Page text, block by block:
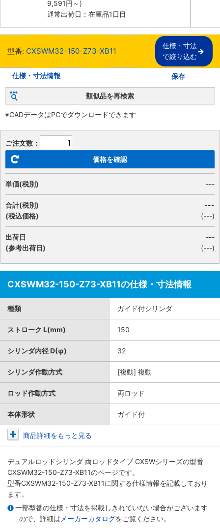
9,591円 ～)
通常出荷日：在庫品1日目
型番: CXSWM32-150-Z73-XB11
仕様・寸法
で絞り込む
仕様・寸法情報 保存
類似品を再検索
※CADデータはPCでダウンロードできます
ご注文数：
価格を確認
単価(税別) ---
合計(税別)
(税込価格)
---
(---)
出荷日
(参考出荷日)
---
(---)
CXSWM32-150-Z73-XB11の仕様・寸法情報
種類 ガイド付シリンダ
ストローク L(mm) 150
シリンダ内径 D(φ) 32
シリンダ作動方式 [複動] 複動
ロッド作動方式 両ロッド
本体形状 ガイド付
商品詳細をもっと見る
デュアルロッドシリンダ 両ロッドタイプ CXSWシリーズの型番
CXSWM32-150-Z73-XB11のページです。
型番CXSWM32-150-Z73-XB11に関する仕様情報を記載しており
ます。
一部型番の仕様・寸法を掲載しきれていない場合がございます
ので、詳細は メーカーカタログをご覧ください。